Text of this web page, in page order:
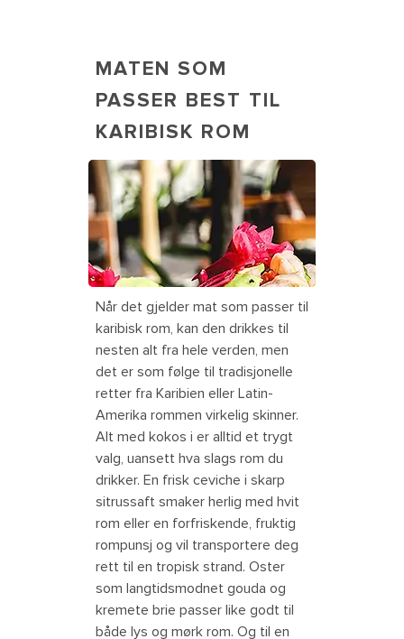
MATEN SOM
PASSER BEST TIL
KARIBISK ROM
Ceviche on Tulum beach. The
Caribbean
Når det gjelder mat som passer til
karibisk rom, kan den drikkes til
nesten alt fra hele verden, men
det er som følge til tradisjonelle
retter fra Karibien eller Latin-
Amerika rommen virkelig skinner.
Alt med kokos i er alltid et trygt
valg, uansett hva slags rom du
drikker. En frisk ceviche i skarp
sitrussaft smaker herlig med hvit
rom eller en forfriskende, fruktig
rompunsj og vil transportere deg
rett til en tropisk strand. Oster
som langtidsmodnet gouda og
kremete brie passer like godt til
både lys og mørk rom. Og til en